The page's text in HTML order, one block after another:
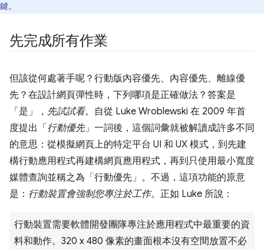
鍵。
先完成所有作業
但該從何處著手呢？行動版內容優先、內容優先、離線優
先？在設計網頁彈性時，下列哪項是正確做法？答案是
「是」， 先試試看。自從 Luke Wroblewski 在 2009 年首
度提出「 行動優先」一詞後，這個詞彙就被解讀成許多不同
的意思：從模擬網頁上的特定平台 UI 和 UX 模式，到先建
構行動應用程式再建構網頁應用程式，再到只使用最小寬度
媒體查詢並稱之為「行動優先」。不過，這項功能的原意
是： 行動裝置會強制您專注於工作。正如 Luke 所說：
行動裝置需要軟體開發團隊專注於應用程式中最重要的資
料和動作。320 x 480 像素的畫面根本沒有空間放置不必